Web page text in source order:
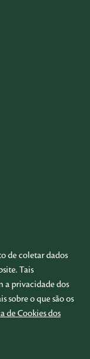
de coletar dados
Tais
a privacidade dos
sobre o que são os
de Cookies dos